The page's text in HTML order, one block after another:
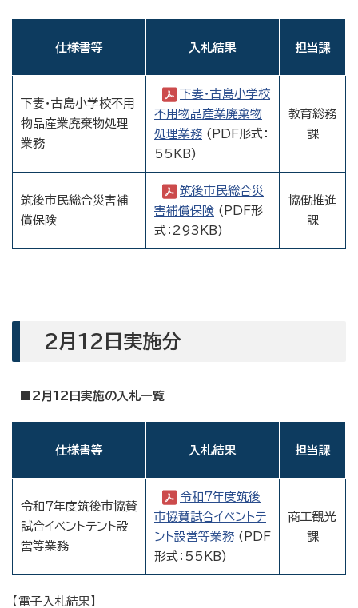
仕様書等 入札結果 担当課
下妻・古島小学校不用
物品産業廃棄物処理
業務
下妻・古島小学校
不用物品産業廃棄物
処理業務 (PDF形式：
55KB)
教育総務
課
筑後市民総合災害補
償保険
筑後市民総合災
害補償保険 (PDF形
式：293KB)
協働推進
課
2月12日実施分
■2月12日実施の入札一覧
仕様書等 入札結果 担当課
令和7年度筑後市協賛
試合イベントテント設
営等業務
令和7年度筑後
市協賛試合イベントテ
ント設営等業務 (PDF
形式：55KB)
商工観光
課
【電子入札結果】